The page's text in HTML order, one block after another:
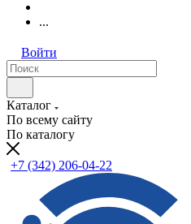
...
Войти
Каталог
По всему сайту
По каталогу
+7 (342) 206-04-22